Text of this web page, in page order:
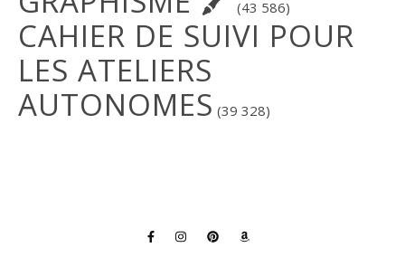
(43 586)
CAHIER DE SUIVI POUR
LES ATELIERS
AUTONOMES (39 328)